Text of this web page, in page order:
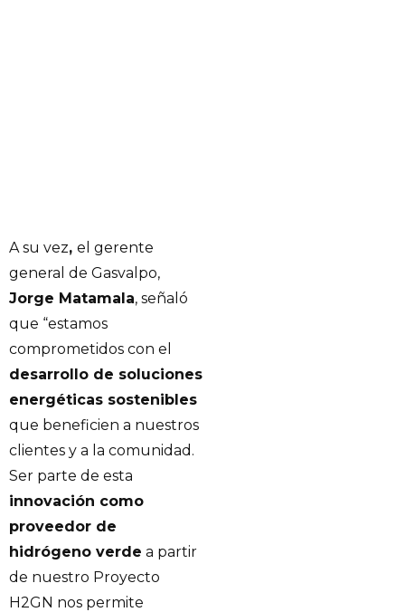
A su vez, el gerente
general de Gasvalpo,
Jorge Matamala, señaló
que “estamos
comprometidos con el
desarrollo de soluciones
energéticas sostenibles
que beneficien a nuestros
clientes y a la comunidad.
Ser parte de esta
innovación como
proveedor de
hidrógeno verde a partir
de nuestro Proyecto
H2GN nos permite